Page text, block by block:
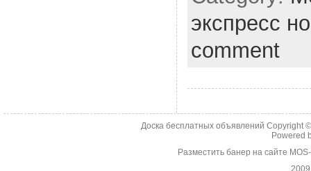
экспресс
comment
Доска бесплатных объявлений Copyright
Powered
Разместить банер на сайте